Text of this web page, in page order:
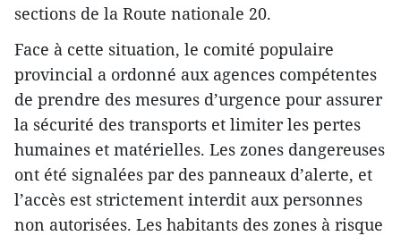
sections de la Route nationale 20.
Face à cette situation, le comité populaire
provincial a ordonné aux agences compétentes
de prendre des mesures d’urgence pour assurer
la sécurité des transports et limiter les pertes
humaines et matérielles. Les zones dangereuses
ont été signalées par des panneaux d’alerte, et
l’accès est strictement interdit aux personnes
non autorisées. Les habitants des zones à risque